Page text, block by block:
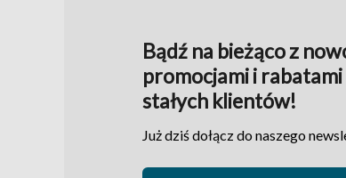
Bądź na bieżąco z
promocjami i rabatami
stałych klientów!
Już dziś dołącz do naszego